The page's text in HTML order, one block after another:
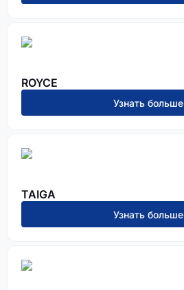
ROYCE
Узнать больше
TAIGA
Узнать больше